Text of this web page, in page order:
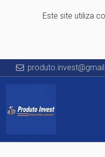
Este site utiliza